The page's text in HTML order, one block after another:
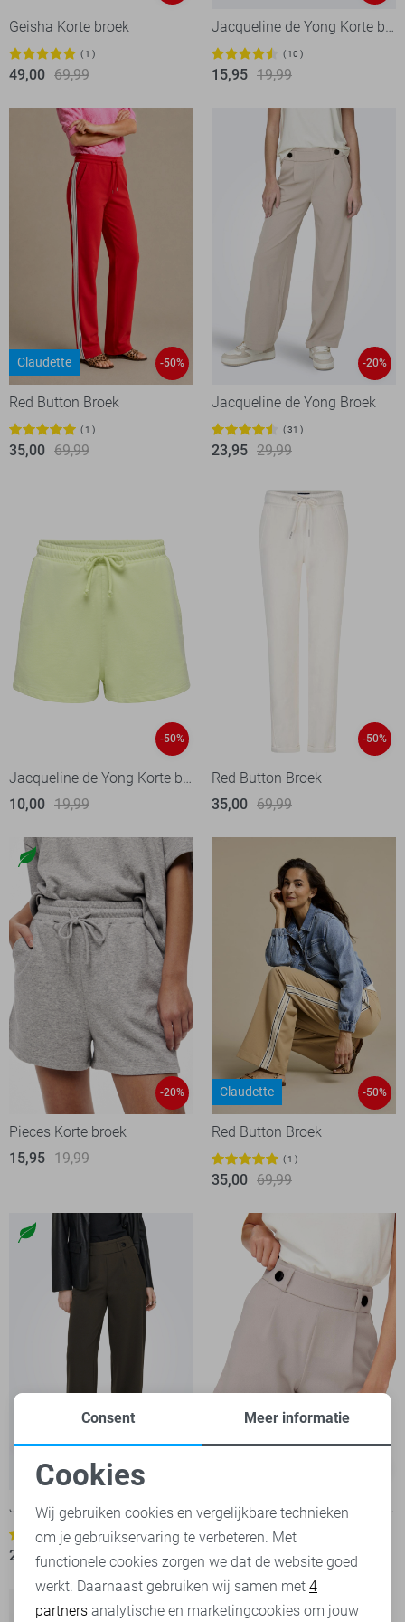
Geisha Korte broek
1
49,00 69,99
Jacqueline de Yong Korte broek
10
15,95 19,99
Claudette -50%
Red Button Broek
1
35,00 69,99
-20%
Jacqueline de Yong Broek
31
23,95 29,99
-50%
Jacqueline de Yong Korte broek
10,00 19,99
-50%
Red Button Broek
35,00 69,99
-20%
Pieces Korte broek
15,95 19,99
Claudette -50%
Red Button Broek
1
35,00 69,99
Jacqueline de Yong Broek
3
23,95 29,99
Jacqueline de Yong Korte broek
14
15,95 19,99
Noodzakelijke cookies
Personalisatie cookies
Analytische cookies
Consent Meer informatie
Cookies
Wij gebruiken cookies en vergelijkbare technieken
om je gebruikservaring te verbeteren. Met
functionele cookies zorgen we dat de website goed
werkt. Daarnaast gebruiken wij samen met 4
partners analytische en marketingcookies om jouw